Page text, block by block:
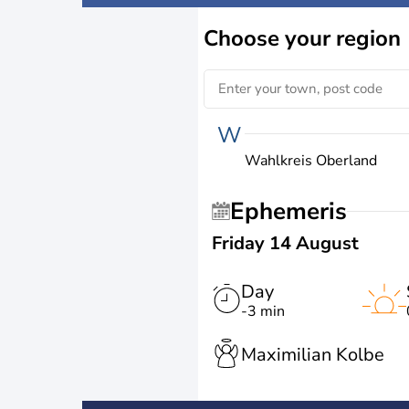
Chooseyour region
W
Wahlkreis Oberland
Ephemeris
Friday 14 August
Day
-3 min
Maximilian Kolbe